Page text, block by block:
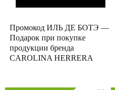
Промокод ИЛЬ ДЕ БОТЭ —
Подарок при покупке
продукции бренда
CAROLINA HERRERA